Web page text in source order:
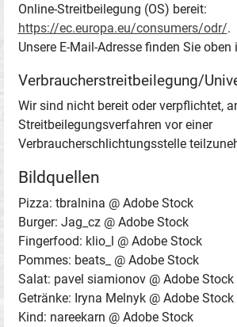
Online-Streitbeilegung (OS) bereit:
https://ec.europa.eu/consumers/odr/.
Unsere E-Mail-Adresse finden Sie
Verbraucherstreitbeilegung/
Wir sind nicht bereit oder verpflichtet,
Streitbeilegungsverfahren vor einer
Verbraucherschlichtungsstelle
Bildquellen
Pizza: tbralnina @ Adobe Stock
Burger: Jag_cz @ Adobe Stock
Fingerfood: klio_l @ Adobe Stock
Pommes: beats_ @ Adobe Stock
Salat: pavel siamionov @ Adobe Stock
Getränke: Iryna Melnyk @ Adobe Stock
Kind: nareekarn @ Adobe Stock